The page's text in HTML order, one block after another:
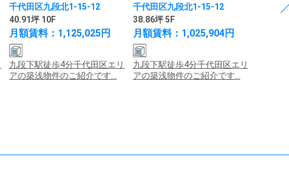
千代田区九段北1-15-12
40.91坪 10F
月額賃料：1,125,025円
九段下駅徒歩4分千代田区エリ
アの築浅物件のご紹介です...
千代田区九段北1-15-12
38.86坪 5F
月額賃料：1,025,904円
九段下駅徒歩4分千代田区エリ
アの築浅物件のご紹介です...
港区麻